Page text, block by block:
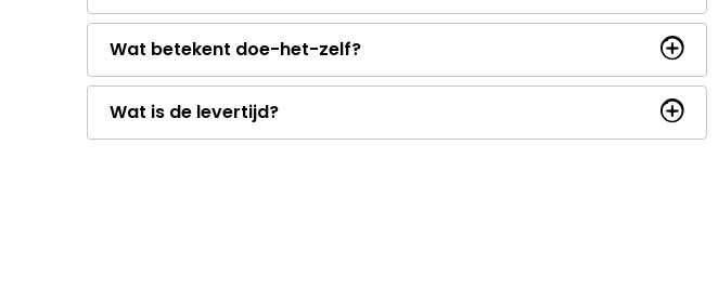
Wat betekent doe-het-zelf?
Wat is de levertijd?